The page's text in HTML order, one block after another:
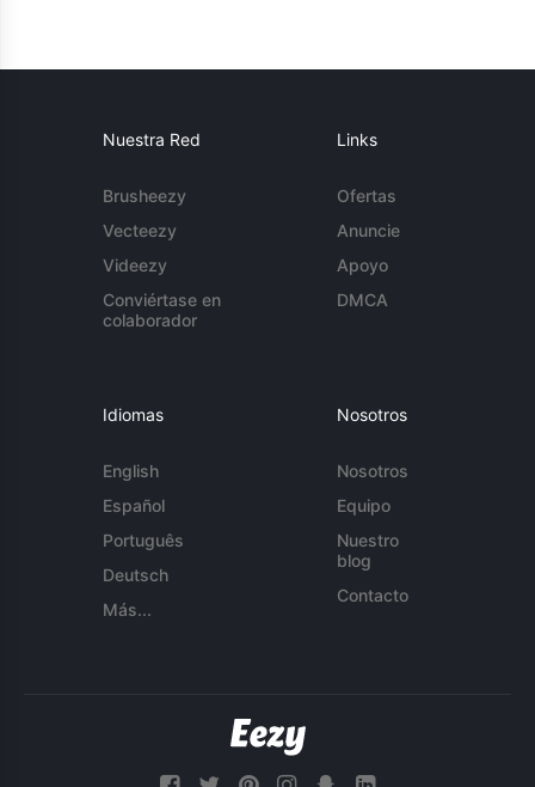
Nuestra Red
Brusheezy
Vecteezy
Videezy
Conviértase en
colaborador
Links
Ofertas
Anuncie
Apoyo
DMCA
Idiomas
English
Español
Português
Deutsch
Más...
Nosotros
Nosotros
Equipo
Nuestro
blog
Contacto